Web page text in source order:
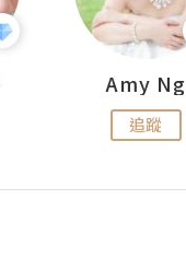
Amy Ng
追蹤